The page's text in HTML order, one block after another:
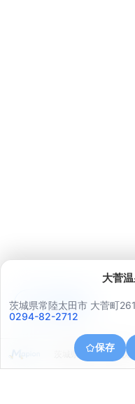
大菅
茨城県常陸太田市 大菅町
0294-82-2712
保存
茨城県日立市下深荻町
アプリで見る